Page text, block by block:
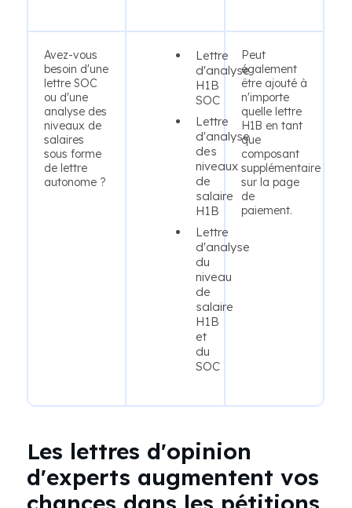
Avez-vous
besoin d'une
lettre SOC
ou d'une
analyse des
niveaux de
salaires
sous forme
de lettre
autonome ?
Lettre
d'analyse
H1B
SOC
Lettre
d'analyse
des
niveaux
de
salaire
H1B
Lettre
d'analyse
du
niveau
de
salaire
H1B
et
du
SOC
Peut
également
être ajouté à
n'importe
quelle lettre
H1B en tant
que
composant
supplémentaire
sur la page
de
paiement.
Les lettres d'opinion
d'experts augmentent vos